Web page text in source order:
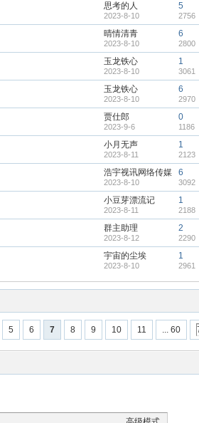
思考的人
2023-8-10
5
2756
晴情清青
2023-8-10
6
2800
玉龙铁心
2023-8-10
1
3061
玉龙铁心
2023-8-10
6
2970
贾仕郎
2023-9-6
0
1186
小月无声
2023-8-11
1
2123
浩宇视讯网络传媒
2023-8-10
6
3092
小豆芽漂流记
2023-8-11
1
2188
群主助理
2023-8-12
2
2290
宇宙的尘埃
2023-8-10
1
2961
5 6 7 8 9 10 11 ... 60